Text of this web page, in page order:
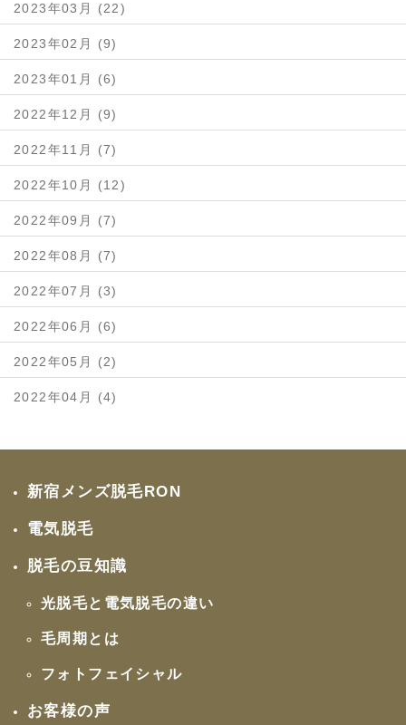
2023年03月 (22)
2023年02月 (9)
2023年01月 (6)
2022年12月 (9)
2022年11月 (7)
2022年10月 (12)
2022年09月 (7)
2022年08月 (7)
2022年07月 (3)
2022年06月 (6)
2022年05月 (2)
2022年04月 (4)
新宿メンズ脱毛RON
電気脱毛
脱毛の豆知識
光脱毛と電気脱毛の違い
毛周期とは
フォトフェイシャル
お客様の声